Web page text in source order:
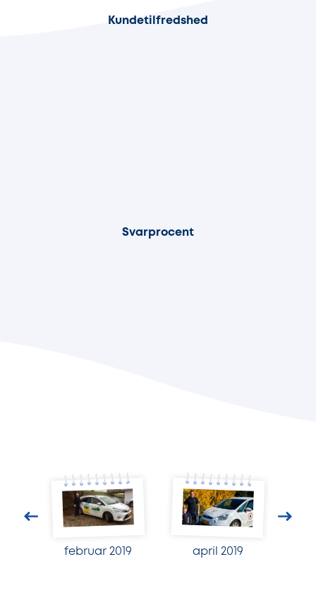
Kundetilfredshed
Svarprocent
februar 2019 april 2019